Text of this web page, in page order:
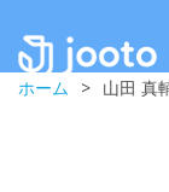
ホーム > 山田 真